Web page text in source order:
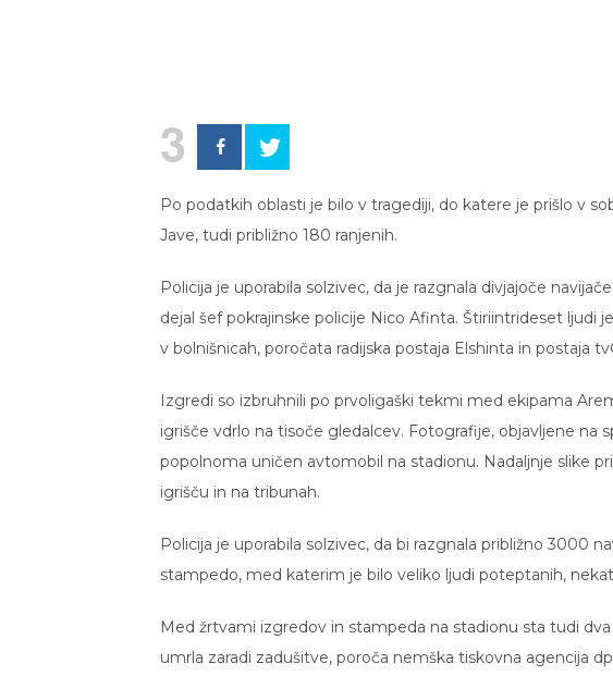
3
Po podatkih oblasti je bilo v tragediji, do katere je prišlo v
Jave, tudi približno 180 ranjenih.
Policija je uporabila solzivec, da je razgnala divjajoče
dejal šef pokrajinske policije Nico Afinta. Štiriintrideset ljudi
v bolnišnicah, poročata radijska postaja Elshinta in postaja
Izgredi so izbruhnili po prvoligaški tekmi med ekipama
igrišče vdrlo na tisoče gledalcev. Fotografije, objavljene na
popolnoma uničen avtomobil na stadionu. Nadaljnje slike
igrišču in na tribunah.
Policija je uporabila solzivec, da bi razgnala približno 3000
stampedo, med katerim je bilo veliko ljudi poteptanih,
Med žrtvami izgredov in stampeda na stadionu sta tudi
umrla zaradi zadušitve, poroča nemška tiskovna agencija